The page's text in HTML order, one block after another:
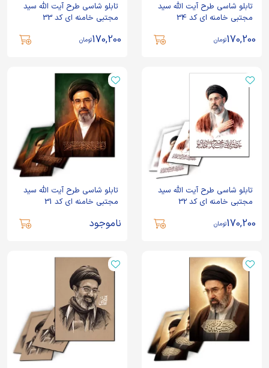
تابلو شاسی طرح آیت الله سید
مجتبی خامنه ای کد 34
170,200تومان
تابلو شاسی طرح آیت الله سید
مجتبی خامنه ای کد 33
170,200تومان
تابلو شاسی طرح آیت الله سید
مجتبی خامنه ای کد 32
170,200تومان
تابلو شاسی طرح آیت الله سید
مجتبی خامنه ای کد 31
ناموجود